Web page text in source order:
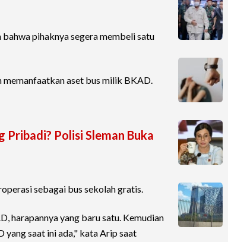
pihaknya segera membeli satu
memanfaatkan aset bus milik BKAD.
Polisi Sleman Buka
sebagai bus sekolah gratis.
harapannya yang baru satu. Kemudian
yang saat ini ada," kata Arip saat